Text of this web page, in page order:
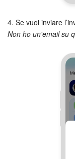
4. Se vuoi inviare
Non ho un'email su